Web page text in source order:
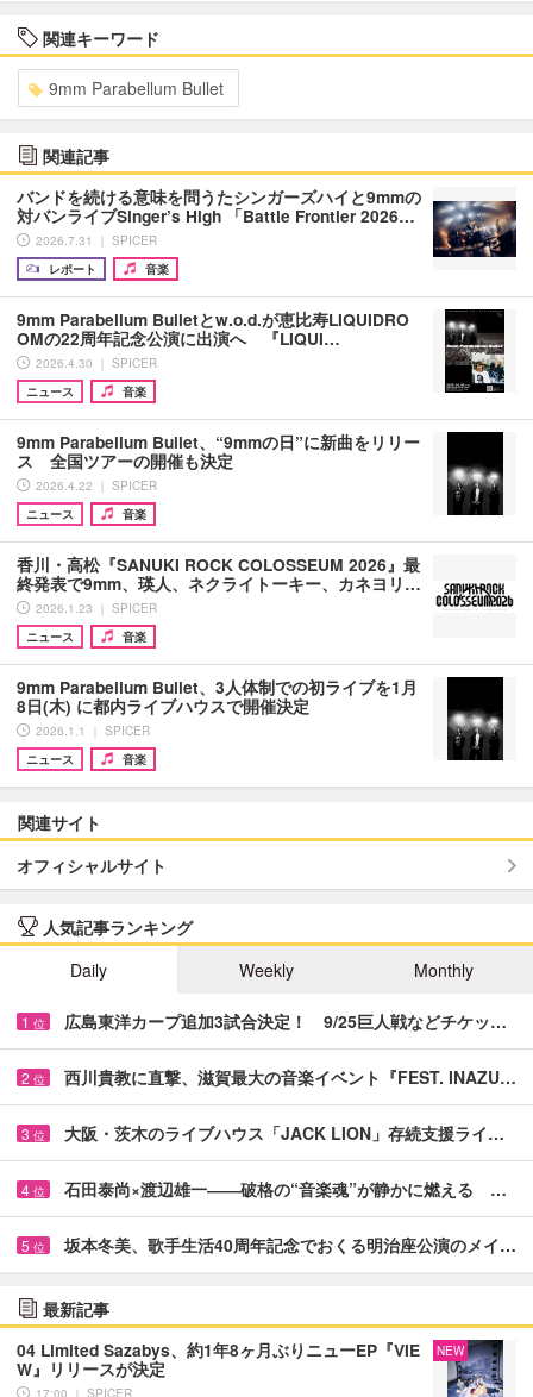
関連キーワード
9mm Parabellum Bullet
関連記事
バンドを続ける意味を問うたシンガーズハイと9mmの
対バンライブSinger’s High 「Battle Frontier 2026…
2026.7.31 ｜ SPICER
レポート
音楽
9mm Parabellum Bulletとw.o.d.が恵比寿LIQUIDRO
OMの22周年記念公演に出演へ 『LIQUI…
2026.4.30 ｜ SPICER
ニュース
音楽
9mm Parabellum Bullet、“9mmの日”に新曲をリリー
ス 全国ツアーの開催も決定
2026.4.22 ｜ SPICER
ニュース
音楽
香川・高松『SANUKI ROCK COLOSSEUM 2026』最
終発表で9mm、瑛人、ネクライトーキー、カネヨリ…
2026.1.23 ｜ SPICER
ニュース
音楽
9mm Parabellum Bullet、3人体制での初ライブを1月
8日(木) に都内ライブハウスで開催決定
2026.1.1 ｜ SPICER
ニュース
音楽
関連サイト
オフィシャルサイト
人気記事ランキング
Daily
Weekly Monthly
1 位 広島東洋カープ追加3試合決定！ 9/25巨人戦などチケッ…
2 位 西川貴教に直撃、滋賀最大の音楽イベント『FEST. INAZU…
3 位 大阪・茨木のライブハウス「JACK LION」存続支援ライ…
4 位 石田泰尚×渡辺雄一――破格の“音楽魂”が静かに燃える …
5 位 坂本冬美、歌手生活40周年記念でおくる明治座公演のメイ…
最新記事
04 Limited Sazabys、約1年8ヶ月ぶりニューEP『VIE
W』リリースが決定
17:00 ｜ SPICER
NEW